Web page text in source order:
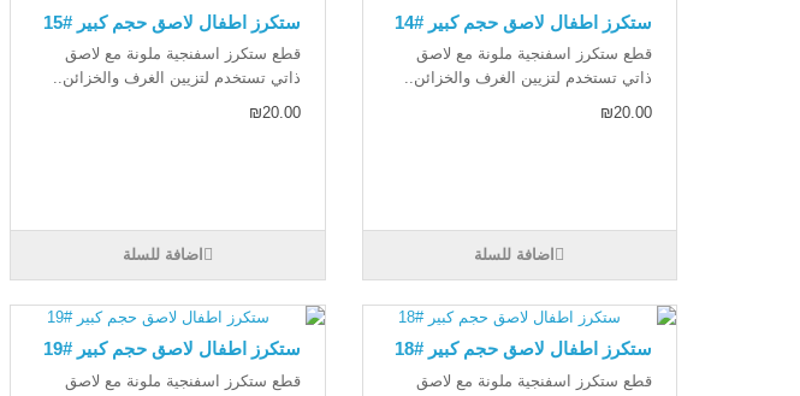
ستكرز اطفال لاصق حجم كبير #14
قطع ستكرز اسفنجية ملونة مع لاصق
ذاتي تستخدم لتزيين الغرف والخزائن..
₪20.00
اضافة للسلة
ستكرز اطفال لاصق حجم كبير #15
قطع ستكرز اسفنجية ملونة مع لاصق
ذاتي تستخدم لتزيين الغرف والخزائن..
₪20.00
اضافة للسلة
ستكرز اطفال لاصق حجم كبير #18
قطع ستكرز اسفنجية ملونة مع لاصق
ستكرز اطفال لاصق حجم كبير #19
قطع ستكرز اسفنجية ملونة مع لاصق